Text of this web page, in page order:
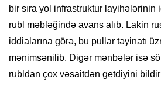
bir sıra yol infrastruktur layihələrinin
rubl məbləğində avans alıb. Lakin
iddialarına görə, bu pullar təyinatı
mənimsənilib. Digər mənbələr isə
rubldan çox vəsaitdən getdiyini